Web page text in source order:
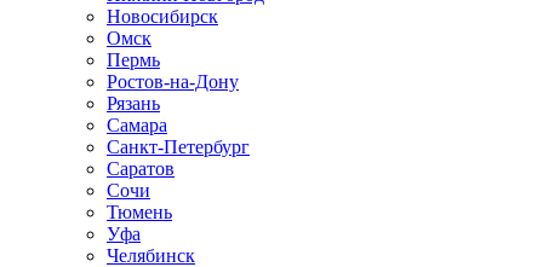
Новосибирск
Омск
Пермь
Ростов-на-Дону
Рязань
Самара
Санкт-Петербург
Саратов
Сочи
Тюмень
Уфа
Челябинск